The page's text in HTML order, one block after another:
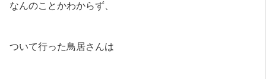
なんのことかわからず、
ついて行った鳥居さんは